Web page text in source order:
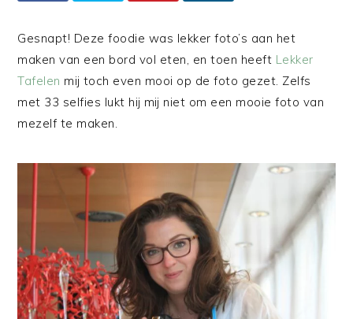
Gesnapt! Deze foodie was lekker foto’s aan het
maken van een bord vol eten, en toen heeft Lekker
Tafelen mij toch even mooi op de foto gezet. Zelfs
met 33 selfies lukt hij mij niet om een mooie foto van
mezelf te maken.